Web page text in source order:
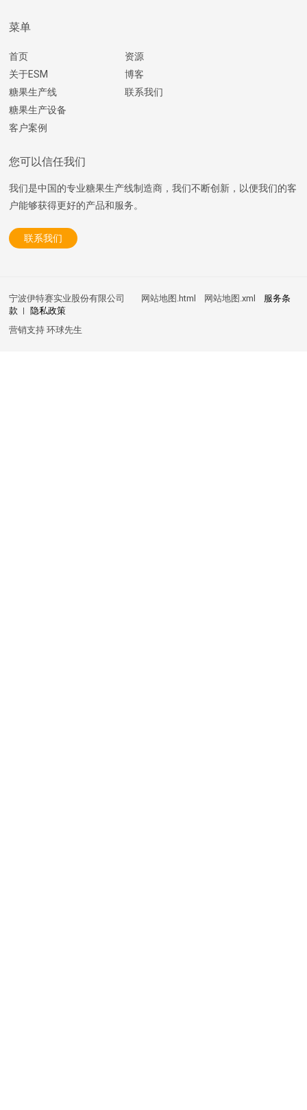
菜单
首页
关于ESM
糖果生产线
糖果生产设备
客户案例
资源
博客
联系我们
您可以信任我们
我们是中国的专业糖果生产线制造商，我们不断创新，以便我们的客
户能够获得更好的产品和服务。
联系我们
宁波伊特赛实业股份有限公司 网站地图.html 网站地图.xml
服务条
款
隐私政策
营销支持环球先生